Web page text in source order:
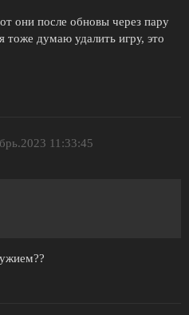
они после обновы через пару
тоже думаю удалить игру, это
11:33:45